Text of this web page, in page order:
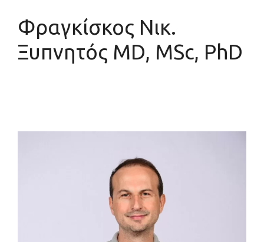
Φραγκίσκος Νικ.
Ξυπνητός MD, MSc, PhD